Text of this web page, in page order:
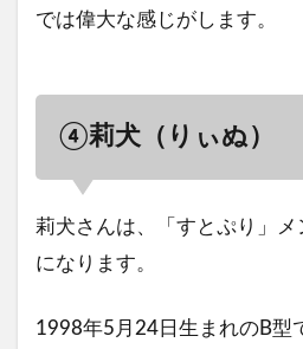
では偉大な感じがします。
④莉犬（りぃぬ）
莉犬さんは、「すとぷり」
になります。
1998年5月24日生まれのB型